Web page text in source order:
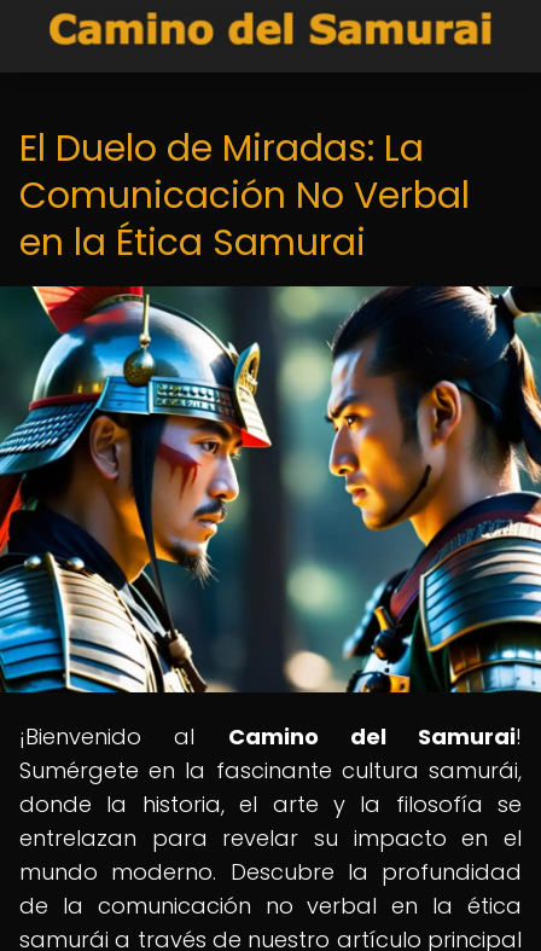
El Duelo de Miradas: La
Comunicación No Verbal
en la Ética Samurai
¡Bienvenido al Camino del Samurai!
Sumérgete en la fascinante cultura samurái,
donde la historia, el arte y la filosofía se
entrelazan para revelar su impacto en el
mundo moderno. Descubre la profundidad
de la comunicación no verbal en la ética
samurái a través de nuestro artículo principal